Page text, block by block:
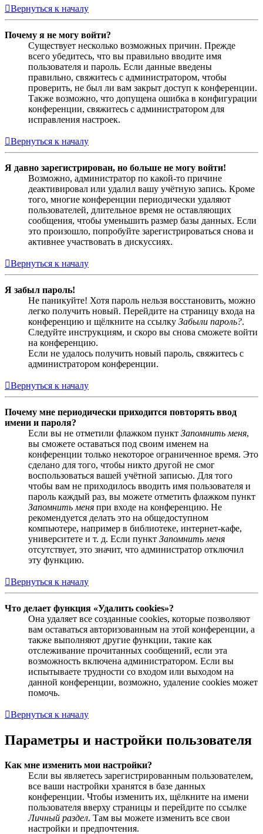
Вернуться к началу
Почему я не могу войти?
Существует несколько возможных причин. Прежде
всего убедитесь, что вы правильно вводите имя
пользователя и пароль. Если данные введены
правильно, свяжитесь с администратором, чтобы
проверить, не был ли вам закрыт доступ к конференции.
Также возможно, что допущена ошибка в конфигурации
конференции, свяжитесь с администратором для
исправления настроек.
Вернуться к началу
Я давно зарегистрирован, но больше не могу войти!
Возможно, администратор по какой-то причине
деактивировал или удалил вашу учётную запись. Кроме
того, многие конференции периодически удаляют
пользователей, длительное время не оставляющих
сообщения, чтобы уменьшить размер базы данных. Если
это произошло, попробуйте зарегистрироваться снова и
активнее участвовать в дискуссиях.
Вернуться к началу
Я забыл пароль!
Не паникуйте! Хотя пароль нельзя восстановить, можно
легко получить новый. Перейдите на страницу входа на
конференцию и щёлкните на ссылку Забыли пароль?.
Следуйте инструкциям, и скоро вы снова сможете войти
на конференцию.
Если не удалось получить новый пароль, свяжитесь с
администратором конференции.
Вернуться к началу
Почему мне периодически приходится повторять ввод
имени и пароля?
Если вы не отметили флажком пункт Запомнить меня,
вы сможете оставаться под своим именем на
конференции только некоторое ограниченное время. Это
сделано для того, чтобы никто другой не смог
воспользоваться вашей учётной записью. Для того
чтобы вам не приходилось вводить имя пользователя и
пароль каждый раз, вы можете отметить флажком пункт
Запомнить меня при входе на конференцию. Не
рекомендуется делать это на общедоступном
компьютере, например в библиотеке, интернет-кафе,
университете и т. д. Если пункт Запомнить меня
отсутствует, это значит, что администратор отключил
эту функцию.
Вернуться к началу
Что делает функция «Удалить cookies»?
Она удаляет все созданные cookies, которые позволяют
вам оставаться авторизованным на этой конференции, а
также выполняют другие функции, такие как
отслеживание прочитанных сообщений, если эта
возможность включена администратором. Если вы
испытываете трудности со входом или выходом на
данной конференции, возможно, удаление cookies может
помочь.
Вернуться к началу
Параметры и настройки пользователя
Как мне изменить мои настройки?
Если вы являетесь зарегистрированным пользователем,
все ваши настройки хранятся в базе данных
конференции. Чтобы изменить их, щёлкните на имени
пользователя вверху страницы и перейдите по ссылке
Личный раздел. Там вы можете изменить все свои
настройки и предпочтения.